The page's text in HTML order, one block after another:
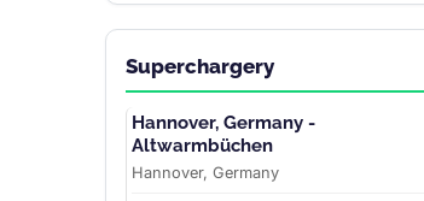
Superchargery
Hannover, Germany -
Altwarmbüchen
Hannover, Germany